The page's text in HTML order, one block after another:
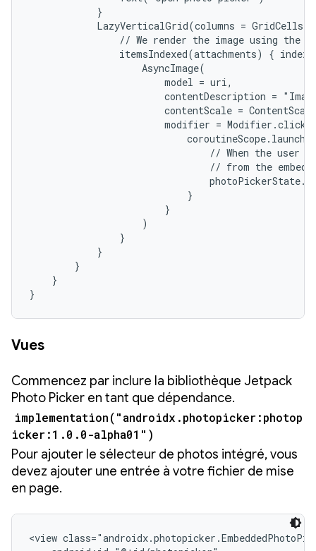
            }
LazyVerticalGrid(columns =
// We render the image using the
itemsIndexed(attachments) {
                    AsyncImage(
                        model = uri,
contentDescription =
contentScale =
modifier =
                            coroutineScope.launch {
// When the user
// from the
                            }
                        }
                    )
                }
            }
        }
    }
}
Vues
Commencez par inclure la bibliothèque Jetpack
Photo Picker en tant que dépendance.
implementation("androidx.photopicker:photop
icker:1.0.0-alpha01")
Pour ajouter le sélecteur de photos intégré, vous
devez ajouter une entrée à votre fichier de mise
en page.
<view